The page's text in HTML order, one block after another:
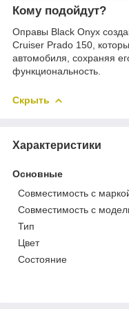
Кому подойдут?
Оправы Black Onyx
Cruiser Prado 150,
автомобиля, сохраняя
функциональность.
Скрыть
Характеристики
Основные
Совместимость с
Совместимость с
Тип
Цвет
Состояние